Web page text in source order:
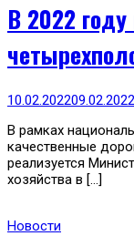
В 2022
10.02.202209.02.2022
В рамках
качественные
реализуется
хозяйства в […]
Новости